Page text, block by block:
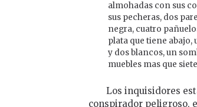
almohadas con sus
sus pecheras, dos
negra, cuatro
plata que tiene abajo,
y dos blancos, un
muebles mas que
Los inquisidores
conspirador peligroso,